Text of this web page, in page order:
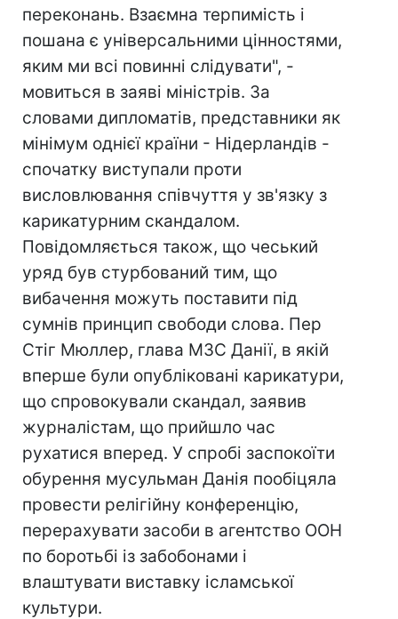
переконань. Взаємна терпимість і
пошана є універсальними цінностями,
яким ми всі повинні слідувати", -
мовиться в заяві міністрів. За
словами дипломатів, представники як
мінімум однієї країни - Нідерландів -
спочатку виступали проти
висловлювання співчуття у зв'язку з
карикатурним скандалом.
Повідомляється також, що чеський
уряд був стурбований тим, що
вибачення можуть поставити під
сумнів принцип свободи слова. Пер
Стіг Мюллер, глава МЗС Данії, в якій
вперше були опубліковані карикатури,
що спровокували скандал, заявив
журналістам, що прийшло час
рухатися вперед. У спробі заспокоїти
обурення мусульман Данія пообіцяла
провести релігійну конференцію,
перерахувати засоби в агентство ООН
по боротьбі із забобонами і
влаштувати виставку ісламської
культури.